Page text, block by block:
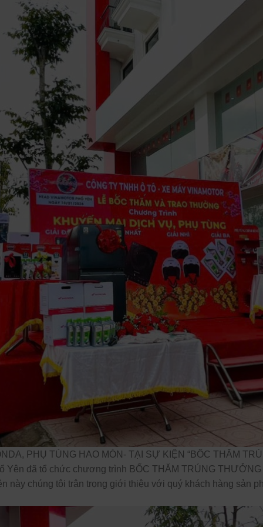
PHỤ TÙNG HAO MÒN- TẠI SỰ KIỆN “BỐC THĂM
Yên đã tổ chức chương trình BỐC THĂM TRÚNG
chúng tôi trân trọng giới thiệu với quý khách hàng sản